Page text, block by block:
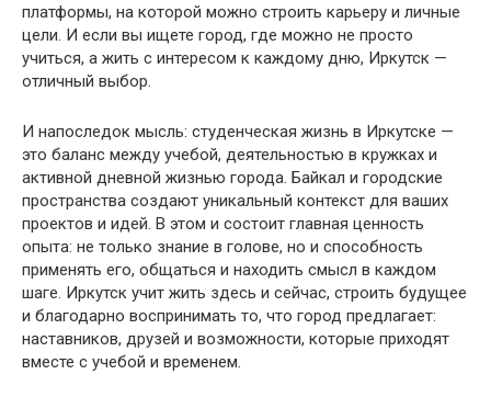
платформы, на которой можно строить карьеру и личные
цели. И если вы ищете город, где можно не просто
учиться, а жить с интересом к каждому дню, Иркутск —
отличный выбор.
И напоследок мысль: студенческая жизнь в Иркутске —
это баланс между учебой, деятельностью в кружках и
активной дневной жизнью города. Байкал и городские
пространства создают уникальный контекст для ваших
проектов и идей. В этом и состоит главная ценность
опыта: не только знание в голове, но и способность
применять его, общаться и находить смысл в каждом
шаге. Иркутск учит жить здесь и сейчас, строить будущее
и благодарно воспринимать то, что город предлагает:
наставников, друзей и возможности, которые приходят
вместе с учебой и временем.